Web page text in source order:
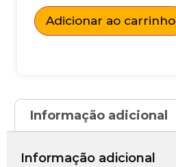
Adicionar ao carrinho
Informação adicional
Informação adicional